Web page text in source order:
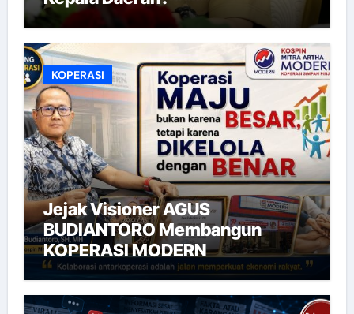
KOPERASI
Jejak Visioner AGUS
BUDIANTORO Membangun
KOPERASI MODERN